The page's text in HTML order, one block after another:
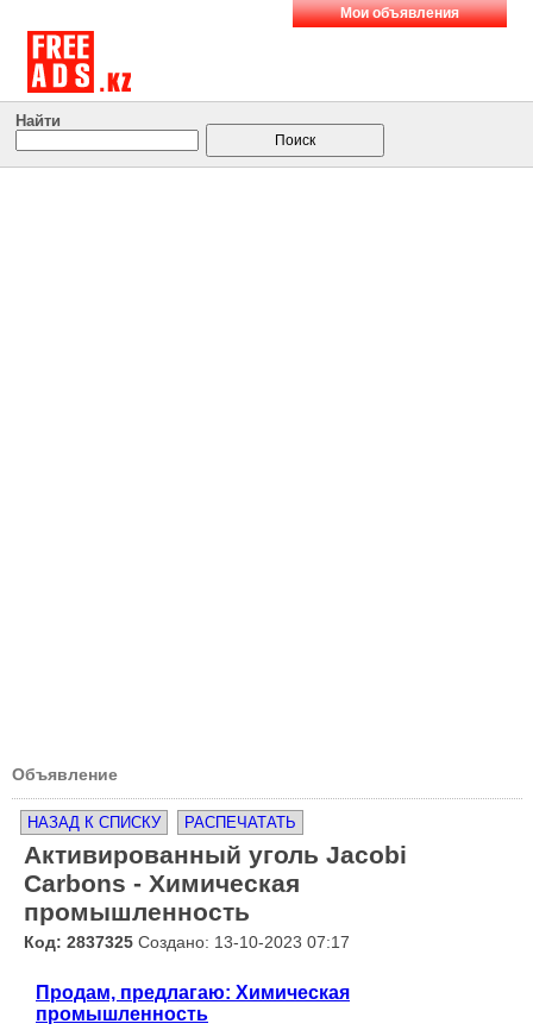
Мои объявления
Найти
Объявление
НАЗАД К СПИСКУ РАСПЕЧАТАТЬ
Активированный уголь Jacobi
Carbons - Химическая
промышленность
Код: 2837325 Создано: 13-10-2023 07:17
Продам, предлагаю: Химическая
промышленность